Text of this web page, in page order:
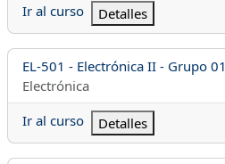
Ir al curso
Detalles
Nombre del curso
EL-501 - Electrónica II - Grupo 01
Categoría del curso
Electrónica
Ir al curso
Detalles